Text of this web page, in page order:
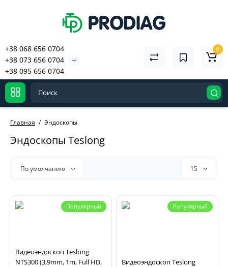
+38 068 656 0704
+38 073 656 0704
+38 095 656 0704
0
Главная Эндоскопы
Эндоскопы Teslong
По умолчанию 15
Популярный
Видеоэндоскоп Teslong
NTS300 (3,9mm, 1m, Full HD,
Популярный
Видеоэндоскоп Teslong